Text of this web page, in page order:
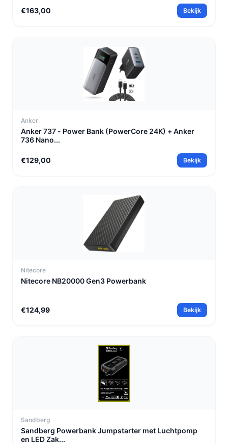
€163,00 Bekijk
Anker
Anker 737 - Power Bank (PowerCore 24K) + Anker
736 Nano...
€129,00 Bekijk
Nitecore
Nitecore NB20000 Gen3 Powerbank
€124,99 Bekijk
Sandberg
Sandberg Powerbank Jumpstarter met Luchtpomp
en LED Zak...